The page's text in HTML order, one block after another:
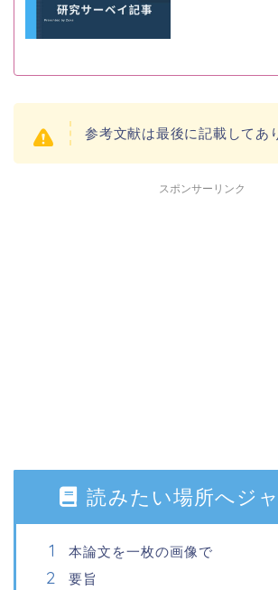
参考文献は最後に記載してあ
スポンサーリンク
読みたい場所へジ
本論文を一枚の画像で
要旨